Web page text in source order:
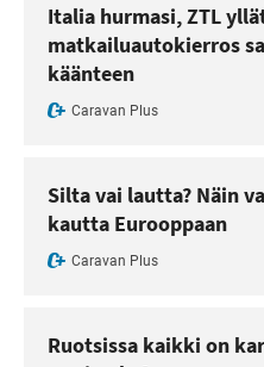
Italia hurmasi, ZTL
matkailuautokierros
käänteen
Caravan Plus
Silta vai lautta? Näin
kautta Eurooppaan
Caravan Plus
Ruotsissa kaikki on